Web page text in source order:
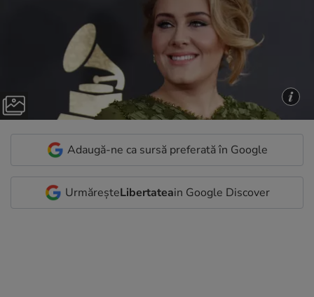
Adaugă-ne ca sursă preferată în Google
UrmăreșteLibertateain Google Discover